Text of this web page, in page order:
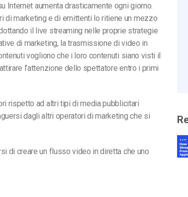
Internet aumenta drasticamente ogni giorno.
di marketing e di emittenti lo ritiene un mezzo
il live streaming nelle proprie strategie
di marketing, la trasmissione di video in
vogliono che i loro contenuti siano visti il
l’attenzione dello spettatore entro i primi
rispetto ad altri tipi di media pubblicitari
dagli altri operatori di marketing che si
di creare un flusso video in diretta che uno